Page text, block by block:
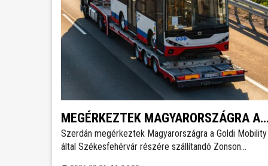
MEGÉRKEZTEK MAGYARORSZÁGRA A
SZÉKESFEHÉRVÁRI RENDELTETÉSŰ
ZONSON MIDIBUSZOK
Szerdán megérkeztek Magyarországra a Goldi
által Székesfehérvár részére szállítandó Zonson